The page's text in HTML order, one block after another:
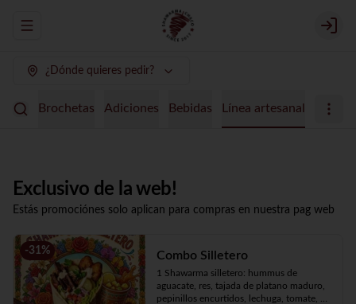
Abrir menu de navegación Login
¿Dónde quieres pedir?
Brochetas Adiciones Bebidas Línea artesanal
Exclusivo de la web!
Estás promociónes solo aplican para compras en nuestra pag web
-31% Combo Silletero
1 Shawarma silletero: hummus de
aguacate, res, tajada de platano maduro,
pepinillos encurtidos, lechuga, tomate,